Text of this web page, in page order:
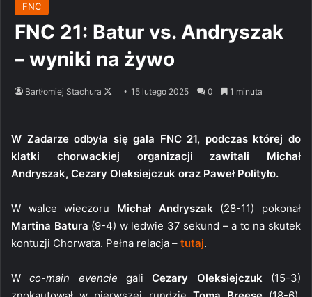
FNC
FNC 21: Batur vs. Andryszak
– wyniki na żywo
Bartłomiej Stachura
Follow15 lutego 2025 0 1 minuta
W Zadarze odbyła się gala FNC 21, podczas której do
klatki chorwackiej organizacji zawitali Michał
Andryszak, Cezary Oleksiejczuk oraz Paweł Polityło.
W walce wieczoru Michał Andryszak(28-11) pokonał
Martina Batura (9-4) w ledwie 37 sekund – a to na skutek
kontuzji Chorwata. Pełna relacja – tutaj.
Wco-main evencie galiCezary Oleksiejczuk(15-3)